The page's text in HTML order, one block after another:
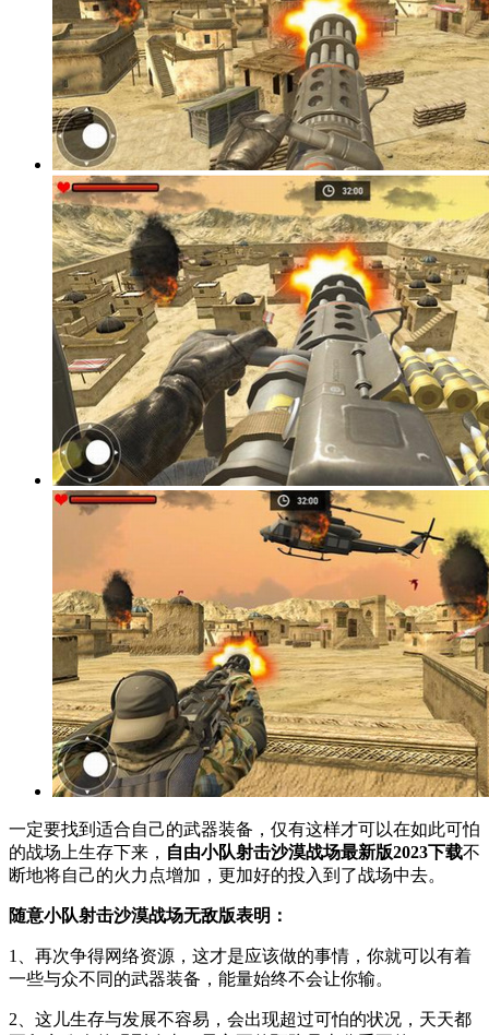
一定要找到适合自己的武器装备，仅有这样才可以在如此可怕
的战场上生存下来， 自由小队射击沙漠战场最新版2023下载不
断地将自己的火力点增加，更加好的投入到了战场中去。
随意小队射击沙漠战场无敌版表明：
1、再次争得网络资源，这才是应该做的事情，你就可以有着
一些与众不同的武器装备，能量始终不会让你输。
2、这儿生存与发展不容易，会出现超过可怕的状况，天天都